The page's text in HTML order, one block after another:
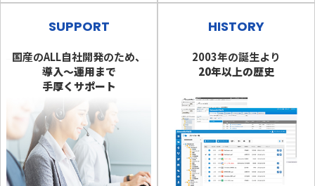
SUPPORT
国産のALL自社開発のため、
導入～運用まで
手厚くサポート
HISTORY
2003年の誕生より
20年以上の歴史